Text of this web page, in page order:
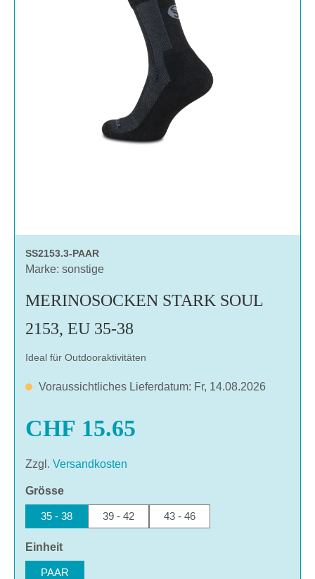
SS2153.3-PAAR
Marke: sonstige
MERINOSOCKEN STARK SOUL
2153, EU 35-38
Ideal für Outdooraktivitäten
Voraussichtliches Lieferdatum: Fr, 14.08.2026
CHF 15.65
Zzgl. Versandkosten
Grösseauswählen
35 - 38 39 - 42 43 - 46
Einheitauswählen
PAAR